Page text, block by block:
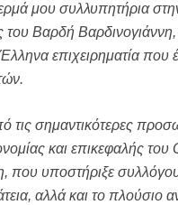
μου συλλυπητήρια στην
του Βαρδή Βαρδινογιάννη,
επιχειρηματία που
τις σημαντικότερες
και επικεφαλής του
που υποστήριξε
αλλά και το πλούσιο